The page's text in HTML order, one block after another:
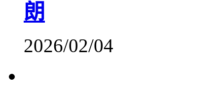
朗
2026/02/04